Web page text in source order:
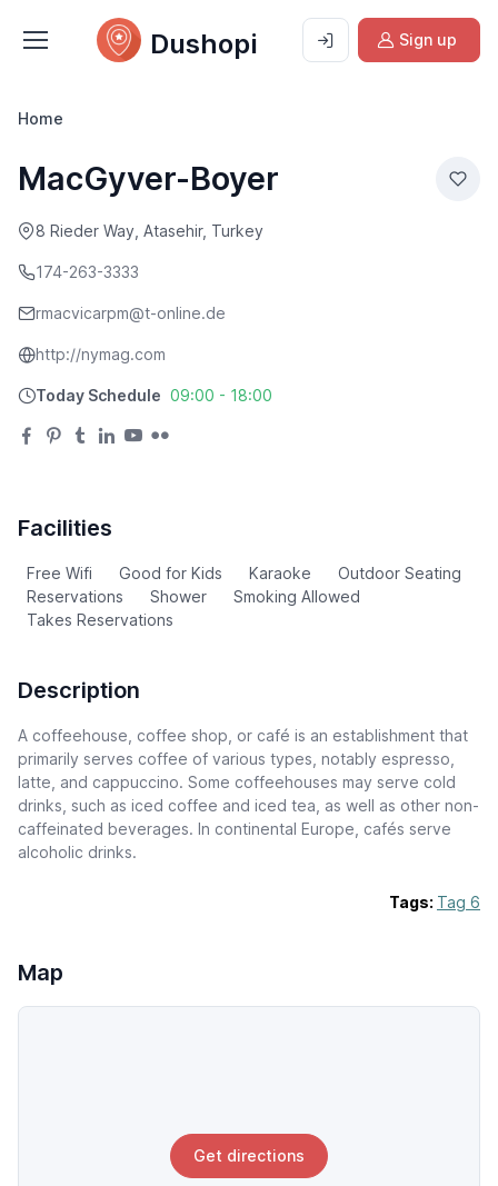
Dushopi Sign up
Home
MacGyver-Boyer
8 Rieder Way, Atasehir, Turkey
174-263-3333
rmacvicarpm@t-online.de
http://nymag.com
Today Schedule 09:00 - 18:00
Facilities
Free Wifi Good for Kids Karaoke
Outdoor Seating
Reservations
Shower
Smoking Allowed
Takes Reservations
Description
A coffeehouse, coffee shop, or café is an establishment that
primarily serves coffee of various types, notably espresso,
latte, and cappuccino. Some coffeehouses may serve cold
drinks, such as iced coffee and iced tea, as well as other non-
caffeinated beverages. In continental Europe, cafés serve
alcoholic drinks.
Tags: Tag 6
Map
Get directions